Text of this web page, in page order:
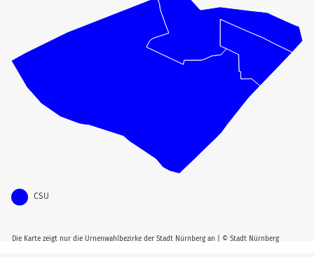
Die Karte zeigt nur die Urnenwahlbezirke der Stadt Nürnberg an | © Stadt Nürnberg
CSU